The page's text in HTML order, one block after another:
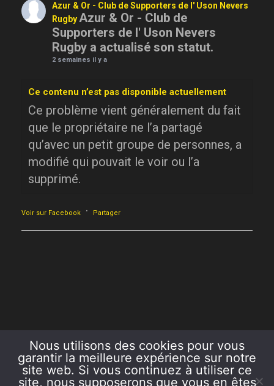
Azur & Or - Club de Supporters de l' Uson Nevers
RugbyAzur & Or - Club de
Supporters de l' Uson Nevers
Rugby a actualisé son statut.
2 semaines il y a
Ce contenu n’est pas disponible actuellement
Ce problème vient généralement du fait
que le propriétaire ne l’a partagé
qu’avec un petit groupe de personnes, a
modifié qui pouvait le voir ou l’a
supprimé.
Voir sur Facebook · Partager
Nous utilisons des cookies pour vous
garantir la meilleure expérience sur notre
site web. Si vous continuez à utiliser ce
site, nous supposerons que vous en êtes